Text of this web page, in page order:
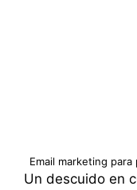
Email marketing
Un descuido en